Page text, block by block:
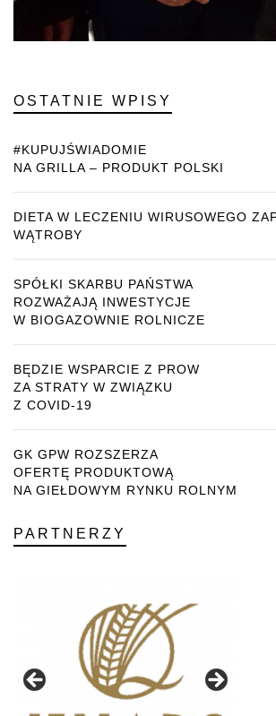
OSTATNIE WPISY
#KUPUJŚWIADOMIE
NA GRILLA – PRODUKT POLSKI
DIETA W LECZENIU WIRUSOWEGO
WĄTROBY
SPÓŁKI SKARBU PAŃSTWA
ROZWAŻAJĄ INWESTYCJE
W BIOGAZOWNIE ROLNICZE
BĘDZIE WSPARCIE Z PROW
ZA STRATY W ZWIĄZKU
Z COVID-19
GK GPW ROZSZERZA
OFERTĘ PRODUKTOWĄ
NA GIEŁDOWYM RYNKU ROLNYM
PARTNERZY